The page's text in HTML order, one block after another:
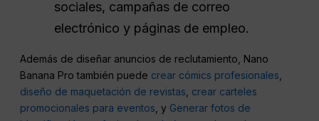
sociales, campañas de correo
electrónico y páginas de empleo.
Además de diseñar anuncios de reclutamiento, Nano
Banana Pro también puede crear cómics profesionales,
diseño de maquetación de revistas, crear carteles
promocionales para eventos, y Generar fotos de